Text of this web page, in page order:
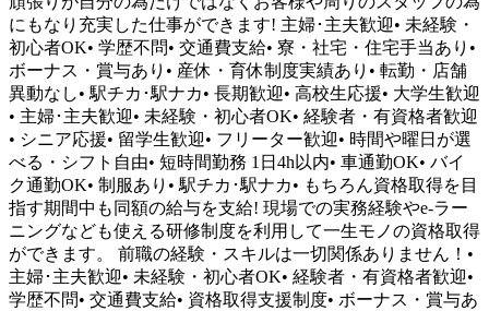
にもなり充実した仕事ができます! 主婦･主夫歓迎• 未経験・
初心者OK• 学歴不問• 交通費支給• 寮・社宅・住宅手当あり•
ボーナス・賞与あり• 産休・育休制度実績あり• 転勤・店舗
異動なし• 駅チカ･駅ナカ• 長期歓迎• 高校生応援• 大学生歓迎
• 主婦･主夫歓迎• 未経験・初心者OK• 経験者・有資格者歓迎
• シニア応援• 留学生歓迎• フリーター歓迎• 時間や曜日が選
べる・シフト自由• 短時間勤務 1日4h以内• 車通勤OK• バイ
ク通勤OK• 制服あり• 駅チカ･駅ナカ• もちろん資格取得を目
指す期間中も同額の給与を支給! 現場での実務経験やe-ラー
ニングなども使える研修制度を利用して一生モノの資格取得
ができます。 前職の経験・スキルは一切関係ありません！•
主婦･主夫歓迎• 未経験・初心者OK• 経験者・有資格者歓迎•
学歴不問• 交通費支給• 資格取得支援制度• ボーナス・賞与あ